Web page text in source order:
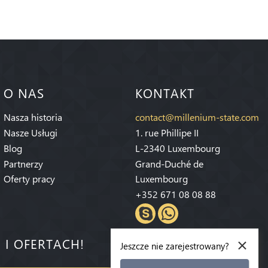
O NAS
Nasza historia
Nasze Usługi
Blog
Partnerzy
Oferty pracy
KONTAKT
contact@millenium-state.com
1. rue Phillipe II
L-2340 Luxembourg
Grand-Duché de
Luxembourg
+352 671 08 08 88
OFERTACH! ×
Jeszcze nie zarejestrowany?